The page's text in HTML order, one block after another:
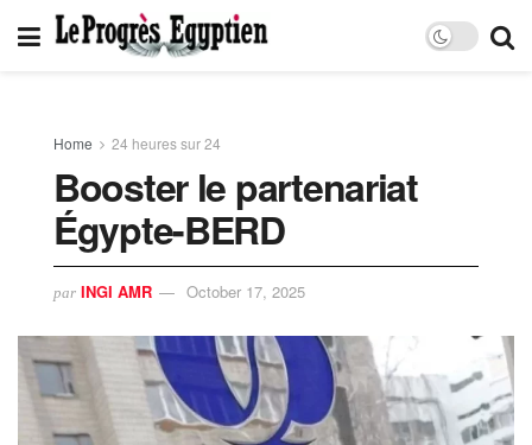
Home 24 heures sur 24
Booster le partenariat
Égypte-BERD
par INGI AMR October 17, 2025